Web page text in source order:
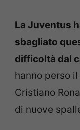
La Juventus
sbagliato
difficoltà dal
hanno perso
Cristiano
di nuove